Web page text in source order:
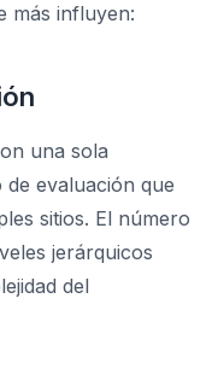
más influyen:
una sola
evaluación que
sitios. El número
jerárquicos
del